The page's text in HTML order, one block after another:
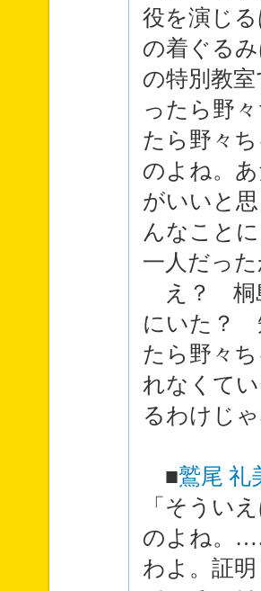
役を演じ
の着ぐる
の特別教
ったら野
たら野々
のよね。
がいいと
んなこと
一人だっ
え？ 桐
にいた？
たら野々
れなくて
るわけじ
■鷲尾 礼
「そうい
のよね。
わよ。証